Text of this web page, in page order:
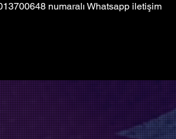
numaralı Whatsapp iletişim